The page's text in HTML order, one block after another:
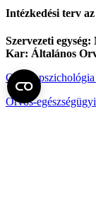
Intézkedési terv az
Szervezeti
Kar: Általános
Orvosi
Orvos-